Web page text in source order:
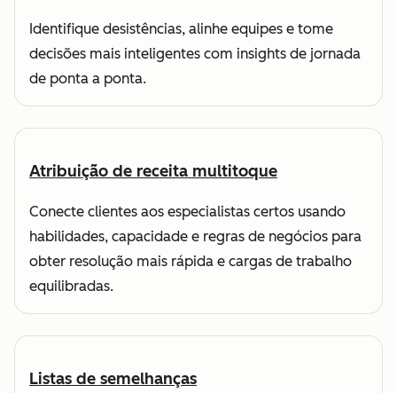
Identifique desistências, alinhe equipes e tome
decisões mais inteligentes com insights de jornada
de ponta a ponta.
Atribuição de receita multitoque
Conecte clientes aos especialistas certos usando
habilidades, capacidade e regras de negócios para
obter resolução mais rápida e cargas de trabalho
equilibradas.
Listas de semelhanças